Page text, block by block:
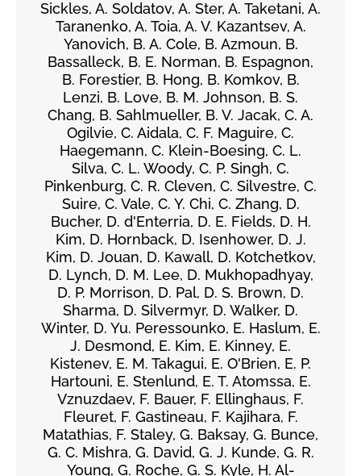
Sickles, A. Soldatov, A. Ster, A. Taketani, A.
Taranenko, A. Toia, A. V. Kazantsev, A.
Yanovich, B. A. Cole, B. Azmoun, B.
Bassalleck, B. E. Norman, B. Espagnon,
B. Forestier, B. Hong, B. Komkov, B.
Lenzi, B. Love, B. M. Johnson, B. S.
Chang, B. Sahlmueller, B. V. Jacak, C. A.
Ogilvie, C. Aidala, C. F. Maguire, C.
Haegemann, C. Klein-Boesing, C. L.
Silva, C. L. Woody, C. P. Singh, C.
Pinkenburg, C. R. Cleven, C. Silvestre, C.
Suire, C. Vale, C. Y. Chi, C. Zhang, D.
Bucher, D. d'Enterria, D. E. Fields, D. H.
Kim, D. Hornback, D. Isenhower, D. J.
Kim, D. Jouan, D. Kawall, D. Kotchetkov,
D. Lynch, D. M. Lee, D. Mukhopadhyay,
D. P. Morrison, D. Pal, D. S. Brown, D.
Sharma, D. Silvermyr, D. Walker, D.
Winter, D. Yu. Peressounko, E. Haslum, E.
J. Desmond, E. Kim, E. Kinney, E.
Kistenev, E. M. Takagui, E. O'Brien, E. P.
Hartouni, E. Stenlund, E. T. Atomssa, E.
Vznuzdaev, F. Bauer, F. Ellinghaus, F.
Fleuret, F. Gastineau, F. Kajihara, F.
Matathias, F. Staley, G. Baksay, G. Bunce,
G. C. Mishra, G. David, G. J. Kunde, G. R.
Young, G. Roche, G. S. Kyle, H. Al-